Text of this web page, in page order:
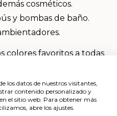
cosméticos.
y bombas de baño.
colores favoritos a todas
versátiles a los que
usos.
, solubles en agua,
Se vende listos para
los datos de nuestros visitantes,
contenido personalizado y
el sitio web. Para obtener más
abre los ajustes.